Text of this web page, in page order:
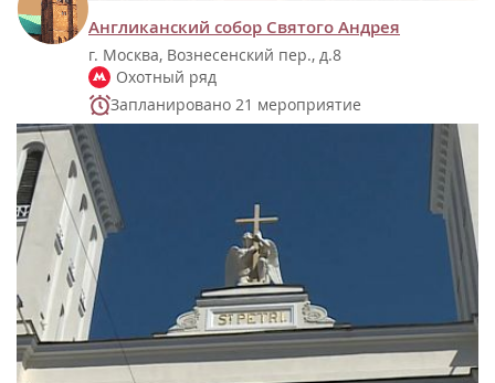
Англиканский собор Святого Андрея
г. Москва, Вознесенский пер., д.8
Охотный ряд
Запланировано 21 мероприятие